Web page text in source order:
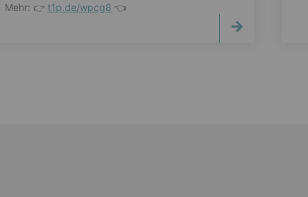
Mehr: 👉 t1p.de/wpcg8 👈